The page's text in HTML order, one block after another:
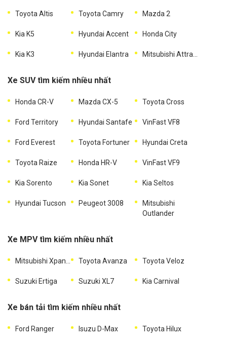
Toyota Altis Toyota Camry Mazda 2
Kia K5 Hyundai Accent Honda City
Kia K3 Hyundai Elantra
Xe SUV tìm kiếm nhiều nhất
Honda CR-V Mazda CX-5 Toyota Cross
Ford Territory Hyundai Santafe VinFast VF8
Ford Everest Toyota Fortuner Hyundai Creta
Toyota Raize Honda HR-V VinFast VF9
Kia Sorento Kia Sonet Kia Seltos
Hyundai Tucson Peugeot 3008
Mitsubishi
Outlander
Xe MPV tìm kiếm nhiều nhất
Toyota Avanza Toyota Veloz
Suzuki Ertiga Suzuki XL7 Kia Carnival
Xe bán tải tìm kiếm nhiều nhất
Ford Ranger Isuzu D-Max Toyota Hilux